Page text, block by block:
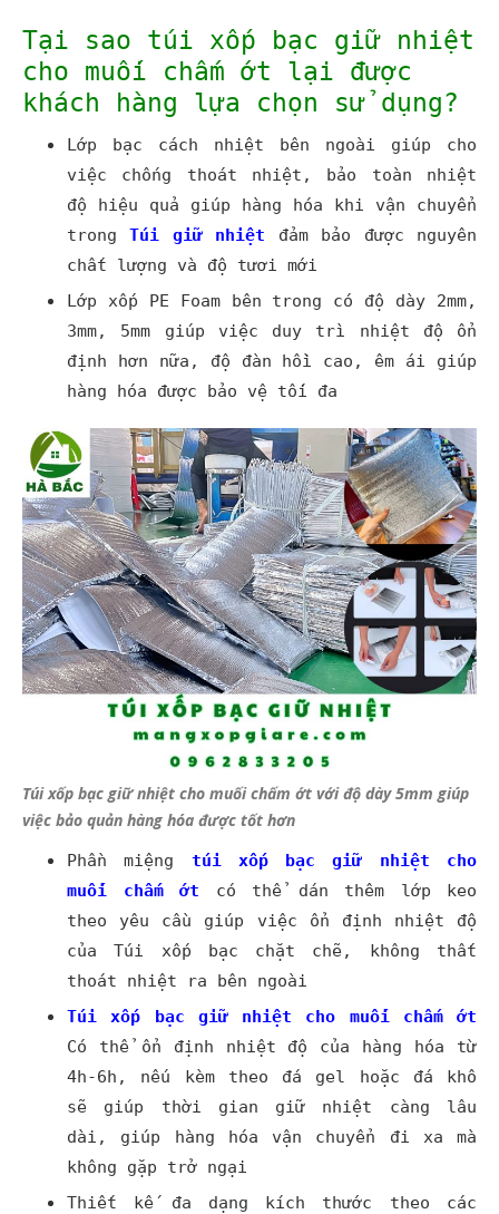
Tại sao túi xốp bạc giữ nhiệt
cho muối chấm ớt lại được
khách hàng lựa chọn sử dụng?
Lớp bạc cách nhiệt bên ngoài giúp cho
việc chống thoát nhiệt, bảo toàn nhiệt
độ hiệu quả giúp hàng hóa khi vận chuyển
trongTúi giữ nhiệt đảm bảo được nguyên
chất lượng và độ tươi mới
Lớp xốp PE Foam bên trong có độ dày 2mm,
3mm, 5mm giúp việc duy trì nhiệt độ ổn
định hơn nữa, độ đàn hồi cao, êm ái giúp
hàng hóa được bảo vệ tối đa
Túi xốp bạc giữ nhiệt cho muối chấm ớt với độ dày 5mm giúp
việc bảo quản hàng hóa được tốt hơn
Phần miệng túi xốp bạc giữ nhiệt cho
muối chấm ớt có thể dán thêm lớp keo
theo yêu cầu giúp việc ổn định nhiệt độ
của Túi xốp bạc chặt chẽ, không thất
thoát nhiệt ra bên ngoài
Túi xốp bạc giữ nhiệt cho muối chấm ớt
Có thể ổn định nhiệt độ của hàng hóa từ
4h-6h, nếu kèm theo đá gel hoặc đá khô
sẽ giúp thời gian giữ nhiệt càng lâu
dài, giúp hàng hóa vận chuyển đi xa mà
không gặp trở ngại
Thiết kế đa dạng kích thước theo các